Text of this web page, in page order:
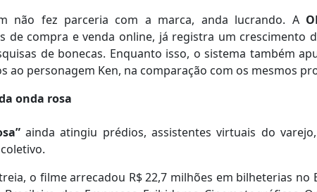
não fez parceria com a marca, anda lucrando. A
de compra e venda online, já registra um crescimento
de bonecas. Enquanto isso, o sistema também
ao personagem Ken, na comparação com os mesmos
onda rosa
ainda atingiu prédios, assistentes virtuais do
o filme arrecadou R$ 22,7 milhões em bilheterias